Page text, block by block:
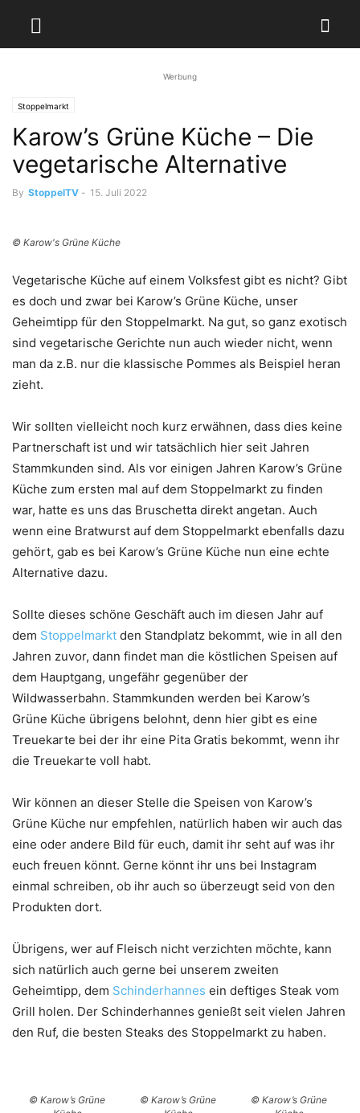
Werbung
Stoppelmarkt
Karow’s Grüne Küche – Die
vegetarische Alternative
By StoppelTV - 15. Juli 2022
© Karow's Grüne Küche
Vegetarische Küche auf einem Volksfest gibt es nicht? Gibt
es doch und zwar bei Karow’s Grüne Küche, unser
Geheimtipp für den Stoppelmarkt. Na gut, so ganz exotisch
sind vegetarische Gerichte nun auch wieder nicht, wenn
man da z.B. nur die klassische Pommes als Beispiel heran
zieht.
Wir sollten vielleicht noch kurz erwähnen, dass dies keine
Partnerschaft ist und wir tatsächlich hier seit Jahren
Stammkunden sind. Als vor einigen Jahren Karow’s Grüne
Küche zum ersten mal auf dem Stoppelmarkt zu finden
war, hatte es uns das Bruschetta direkt angetan. Auch
wenn eine Bratwurst auf dem Stoppelmarkt ebenfalls dazu
gehört, gab es bei Karow’s Grüne Küche nun eine echte
Alternative dazu.
Sollte dieses schöne Geschäft auch im diesen Jahr auf
dem Stoppelmarkt den Standplatz bekommt, wie in all den
Jahren zuvor, dann findet man die köstlichen Speisen auf
dem Hauptgang, ungefähr gegenüber der
Wildwasserbahn. Stammkunden werden bei Karow’s
Grüne Küche übrigens belohnt, denn hier gibt es eine
Treuekarte bei der ihr eine Pita Gratis bekommt, wenn ihr
die Treuekarte voll habt.
Wir können an dieser Stelle die Speisen von Karow’s
Grüne Küche nur empfehlen, natürlich haben wir auch das
eine oder andere Bild für euch, damit ihr seht auf was ihr
euch freuen könnt. Gerne könnt ihr uns bei Instagram
einmal schreiben, ob ihr auch so überzeugt seid von den
Produkten dort.
Übrigens, wer auf Fleisch nicht verzichten möchte, kann
sich natürlich auch gerne bei unserem zweiten
Geheimtipp, dem Schinderhannes ein deftiges Steak vom
Grill holen. Der Schinderhannes genießt seit vielen Jahren
den Ruf, die besten Steaks des Stoppelmarkt zu haben.
© Karow’s Grüne
© Karow’s Grüne
© Karow’s Grüne